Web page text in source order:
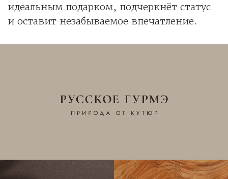
идеальным подарком, подчеркнёт статус
и оставит незабываемое впечатление.